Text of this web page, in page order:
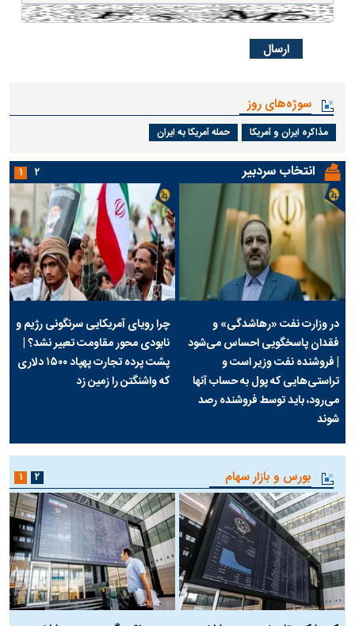
سوژه‌های روز
مذاکره ایران و آمریکا حمله آمریکا به ایران
انتخاب سردبیر
در وزارت نفت «رهاشدگی» و
فقدان پاسخگویی احساس می‌شود
| فروشنده نفت وزیر است و
تراستی‌هایی که پول به حساب آنها
می‌رود، باید توسط فروشنده رصد
شوند
چرا رویای آمریکایی سرنگونی رژیم و
نابودی محور مقاومت تعبیر نشد؟ |
پشت پرده تجارت پهپاد‌ ۱۵۰۰ دلاری
که واشنگتن را زمین زد
۱ ۲
بورس و بازار سهام ۱ ۲